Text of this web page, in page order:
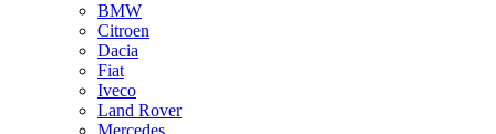
BMW
Citroen
Dacia
Fiat
Iveco
Land Rover
Mercedes